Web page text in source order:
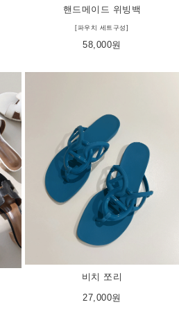
핸드메이드 위빙백
[파우치 세트구성]
58,000원
비치 쪼리
27,000원